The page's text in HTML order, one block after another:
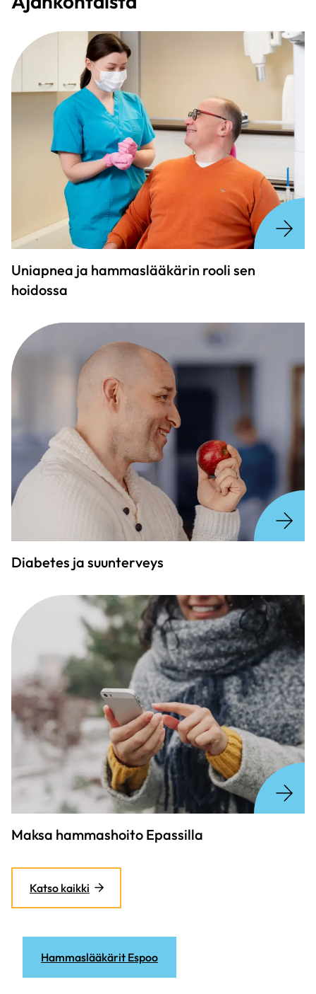
Katso kaikki
Uniapnea ja hammaslääkärin rooli sen
hoidossa
Diabetes ja suunterveys
Maksa hammashoito Epassilla
Hammaslääkärit Espoo